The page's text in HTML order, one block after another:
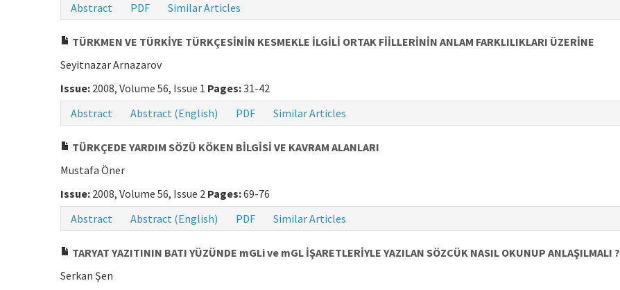
Abstract
PDF Similar Articles
TÜRKMEN VE TÜRKİYE TÜRKÇESİNİN KESMEKLE İLGİLİ ORTAK FİİLLERİNİN ANLAM FARKLILIKLARI ÜZERİNE
Seyitnazar Arnazarov
Issue: 2008, Volume 56, Issue 1 Pages:31-42
Abstract
Abstract (English) PDF Similar Articles
TÜRKÇEDE YARDIM SÖZÜ KÖKEN BİLGİSİ VE KAVRAM ALANLARI
Mustafa Öner
Issue: 2008, Volume 56, Issue 2 Pages:69-76
Abstract
Abstract (English) PDF Similar Articles
TARYAT YAZITININ BATI YÜZÜNDE mGLi ve mGL İŞARETLERİYLE YAZILAN SÖZCÜK NASIL OKUNUP ANLAŞILMALI ?
Serkan Şen